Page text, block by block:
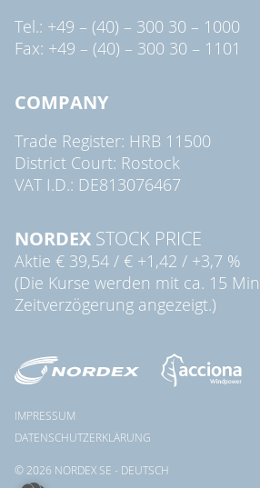
Tel.: +49 – (40) – 300 30 – 1000
Fax: +49 – (40) – 300 30 – 1101
COMPANY
Trade Register: HRB 11500
District Court: Rostock
VAT I.D.: DE813076467
NORDEX STOCK PRICE
Aktie € 39,54 / € +1,42 / +3,7 %
(Die Kurse werden mit ca. 15
Zeitverzögerung angezeigt.)
© 2026 NORDEX SE - DEUTSCH
IMPRESSUM
DATENSCHUTZERKLÄRUNG